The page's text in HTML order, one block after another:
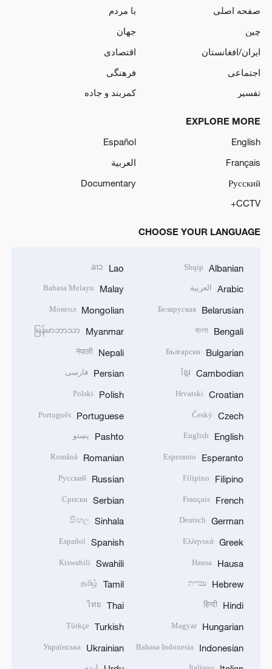
صفحه اصلی
با مردم
چین
جهان
ایران/افغانستان
اقتصادی
اجتماعی
فرهنگی
تفسیر
کمربند و جاده
EXPLORE MORE
English
Español
Français
العربية
Русский
Documentary
CCTV+
CHOOSE YOUR LANGUAGE
Albanian
Shqip
Arabic العربية
Belarusian
Беларуская
Bengali
বাংলা
Bulgarian
Български
Cambodian
ខ្មែរ
Croatian
Hrvatski
Czech
Český
English
English
Esperanto
Esperanto
Filipino
Filipino
French
Français
German
Deutsch
Greek
Ελληνικά
Hausa
Hausa
Hebrew עברית
Hindi
हिन्दी
Hungarian
Magyar
Indonesian
Bahasa Indonesia
Lao
ລາວ
Malay
Bahasa Melayu
Mongolian
Монгол
Myanmar
မြန်မာဘာသာ
Nepali
नेपाली
Persian فارسی
Polish
Polski
Portuguese
Português
Pashto پښتو
Romanian
Română
Russian
Русский
Serbian
Српски
Sinhala
සිංහල
Spanish
Español
Swahili
Kiswahili
Tamil
தமிழ்
Thai
ไทย
Turkish
Türkçe
Ukrainian
Українська